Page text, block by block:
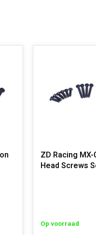
ZD Racing
Head Screws
Op voorraad